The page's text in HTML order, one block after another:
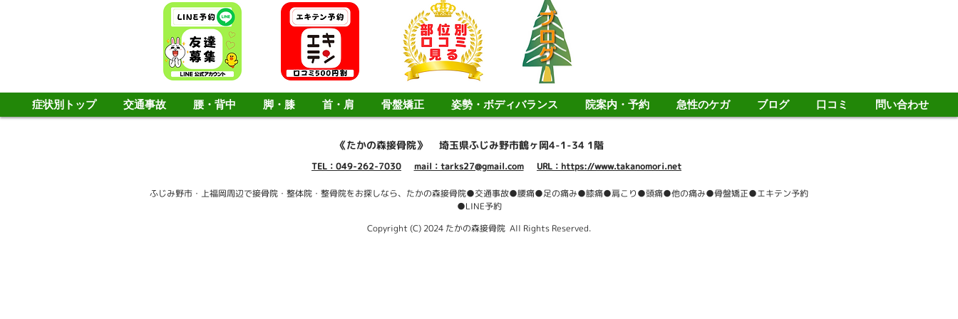
症状別トップ 交通事故 腰・背中 脚・膝 首・肩 骨盤矯正 姿勢・ボディバランス 院案内・予約 急性のケガ ブログ 口コミ 問い合わせ
《たかの森接骨院》 埼玉県ふじみ野市鶴ヶ岡4-1-34 1階
TEL：049-262-7030 mail：tarks27@gmail.com URL：https://www.takanomori.net
ふじみ野市・上福岡周辺で接骨院・整体院・整骨院をお探しなら、たかの森接骨院●交通事故●腰痛●足の痛み●膝痛●肩こり●頭痛●他の痛み●骨盤矯正●エキテン予約
●LINE予約
Copyright (C) 2024 たかの森接骨院 All Rights Reserved.